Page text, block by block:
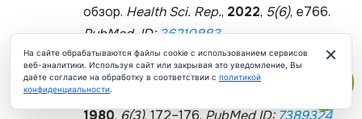
обзор. Health Sci. Rep., 2022, 5(6), e766.​
PubMed, ID:36210883
Аллергия на витамин С замедленного
типа. J. Metz, et al.
1980, 6(3), 172–176. PubMed ID: 7389324
×
На сайте обрабатываются файлы cookie с использованием сервисов
веб-аналитики. Используя сайт или закрывая это уведомление, Вы
даёте согласие на обработку в соответствии с политикой
конфиденциальности.